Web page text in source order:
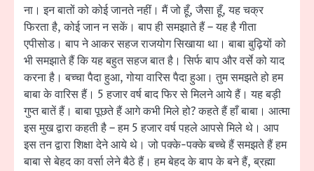
ना। इन बातों को कोई जानते नहीं। मैं जो हूँ, जैसा हूँ, यह चक्र
फिरता है, कोई जान न सकें। बाप ही समझाते हैं – यह है गीता
एपीसोड। बाप ने आकर सहज राजयोग सिखाया था। बाबा बुढ़ियों को
भी समझाते हैं कि यह बहुत सहज बात है। सिर्फ बाप और वर्से को याद
करना है। बच्चा पैदा हुआ, गोया वारिस पैदा हुआ। तुम समझते हो हम
बाबा के वारिस हैं। 5 हजार वर्ष बाद फिर से मिलने आये हैं। यह बड़ी
गुप्त बातें हैं। बाबा पूछते हैं आगे कभी मिले हो? कहते हैं हाँ बाबा। आत्मा
इस मुख द्वारा कहती है – हम 5 हजार वर्ष पहले आपसे मिले थे। आप
इस तन द्वारा शिक्षा देने आये थे। जो पक्के-पक्के बच्चे हैं समझते हैं हम
बाबा से बेहद का वर्सा लेने बैठे हैं। हम बेहद के बाप के बने हैं, ब्रह्मा